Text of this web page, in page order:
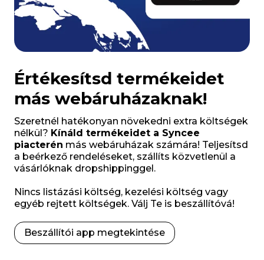
Értékesítsd termékeidet
más webáruházaknak!
Szeretnél hatékonyan növekedni extra költségek
nélkül? Kínáld termékeidet a Syncee
piacterén más webáruházak számára! Teljesítsd
a beérkező rendeléseket, szállíts közvetlenül a
vásárlóknak dropshippinggel.
Nincs listázási költség, kezelési költség vagy
egyéb rejtett költségek. Válj Te is beszállítóvá!
Beszállítói app megtekintése